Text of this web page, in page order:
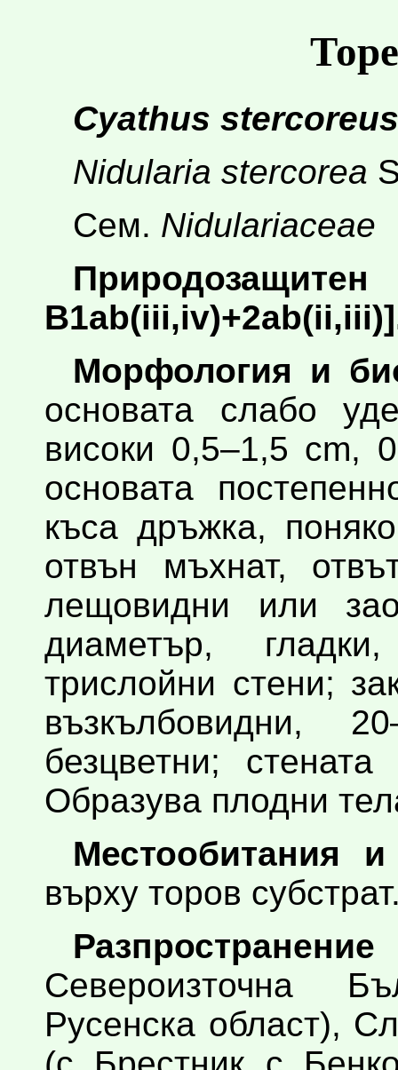
Cyathus stercoreus
Nidularia stercorea
Сем. Nidulariaceae
Морфология и
основата слабо
високи 0,5–1,5 cm,
основата
къса дръжка,
отвън мъхнат,
лещовидни или
диаметър,
трислойни стени;
възкълбовидни,
безцветни;
Образува плодни
Местообитания
върху торов
Североизточна
Русенска област),